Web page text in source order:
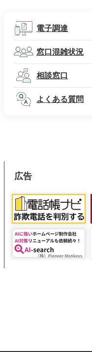
電子調達
窓口混雑状況
相談窓口
よくある質問
広告